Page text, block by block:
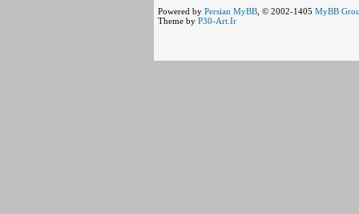
Powered by Persian MyBB , © 2002-1405 MyBB
Theme by P30-Art.Ir